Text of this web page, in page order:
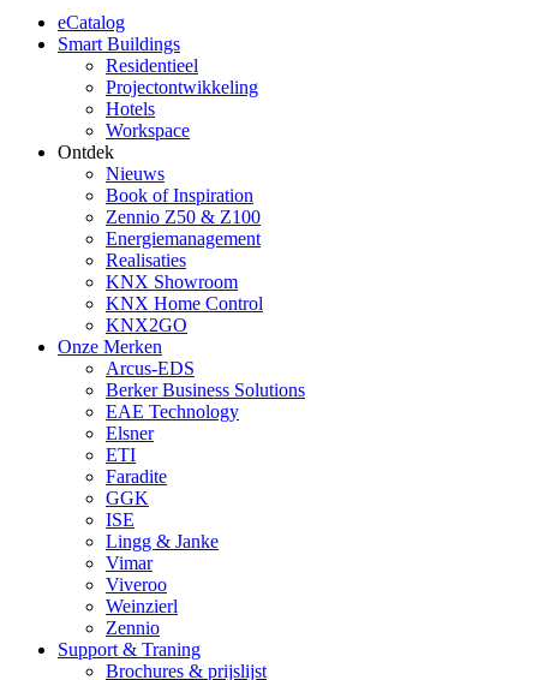
Close
Menu
eCatalog
Smart Buildings
Residentieel
Projectontwikkeling
Hotels
Workspace
Ontdek
Nieuws
Book of Inspiration
Zennio Z50 & Z100
Energiemanagement
Realisaties
KNX Showroom
KNX Home Control
KNX2GO
Onze Merken
Arcus-EDS
Berker Business Solutions
EAE Technology
Elsner
ETI
Faradite
GGK
ISE
Lingg & Janke
Vimar
Viveroo
Weinzierl
Zennio
Support & Traning
Brochures & prijslijst